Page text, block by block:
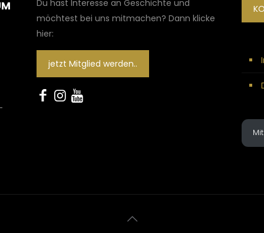
Du hast Interesse an Geschichte und
möchtest bei uns mitmachen? Dann klicke
hier:
jetzt Mitglied werden..